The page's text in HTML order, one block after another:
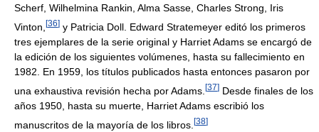
Scherf, Wilhelmina Rankin, Alma Sasse, Charles Strong, Iris
Vinton, [36] y Patricia Doll. Edward Stratemeyer editó los primeros
tres ejemplares de la serie original y Harriet Adams se encargó de
la edición de los siguientes volúmenes, hasta su fallecimiento en
1982. En 1959, los títulos publicados hasta entonces pasaron por
una exhaustiva revisión hecha por Adams. [37] Desde finales de los
años 1950, hasta su muerte, Harriet Adams escribió los
manuscritos de la mayoría de los libros. [38]